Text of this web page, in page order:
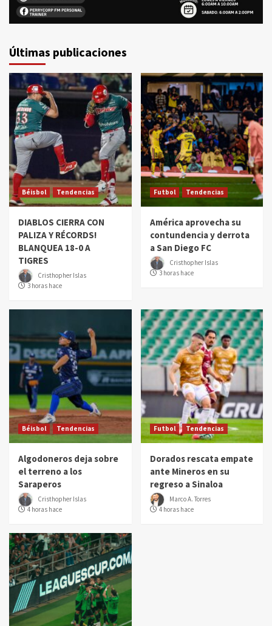
Últimas publicaciones
Béisbol Tendencias
DIABLOS CIERRA CON
PALIZA Y RÉCORDS!
BLANQUEA 18-0 A
TIGRES
Cristhopher Islas
3 horas hace
Futbol Tendencias
América aprovecha su
contundencia y derrota
a San Diego FC
Cristhopher Islas
3 horas hace
Béisbol Tendencias
Algodoneros deja sobre
el terreno a los
Saraperos
Cristhopher Islas
4 horas hace
Futbol Tendencias
Dorados rescata empate
ante Mineros en su
regreso a Sinaloa
Marco A. Torres
4 horas hace